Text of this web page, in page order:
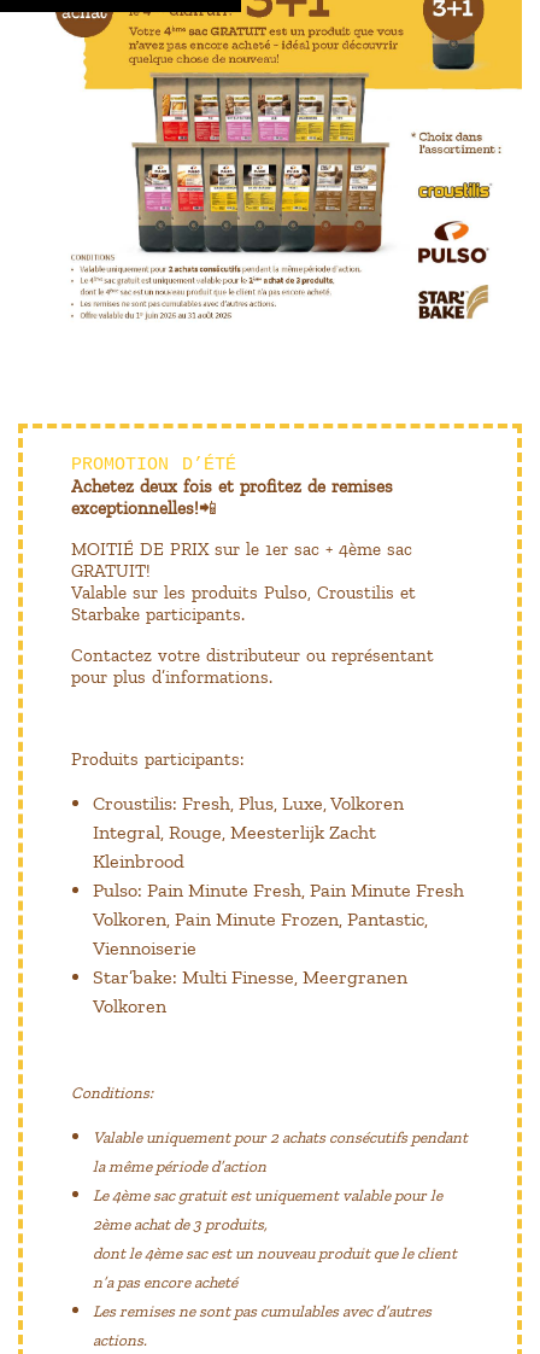
PROMOTION D’ÉTÉ
Achetez deux fois et profitez de remises
exceptionnelles!📲
MOITIÉ DE PRIX sur le 1er sac + 4ème sac
GRATUIT!
Valable sur les produits Pulso, Croustilis et
Starbake participants.
Contactez votre distributeur ou représentant
pour plus d’informations.
Produits participants:
Croustilis: Fresh, Plus, Luxe, Volkoren
Integral, Rouge, Meesterlijk Zacht
Kleinbrood
Pulso: Pain Minute Fresh, Pain Minute Fresh
Volkoren, Pain Minute Frozen, Pantastic,
Viennoiserie
Star’bake: Multi Finesse, Meergranen
Volkoren
Conditions:
Valable uniquement pour 2 achats consécutifs pendant
la même période d’action
Le 4ème sac gratuit est uniquement valable pour le
2ème achat de 3 produits,
dont le 4ème sac est un nouveau produit que le client
n’a pas encore acheté
Les remises ne sont pas cumulables avec d’autres
actions.